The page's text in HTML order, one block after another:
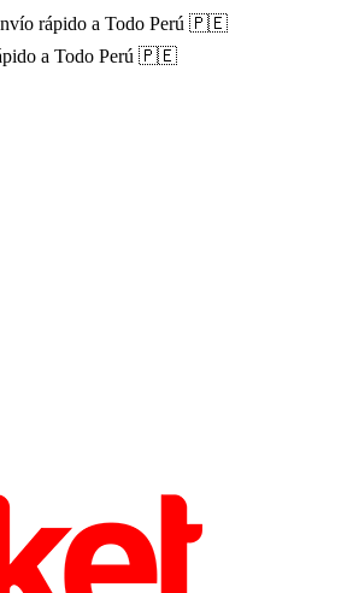
rápido a Todo Perú 🇵🇪
a Todo Perú 🇵🇪